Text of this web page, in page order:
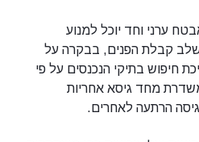
ערני וחד יוכל למנוע
קבלת הפנים, בבקרה על
חיפוש בתיקי הנכנסים על פי
מחד גיסא אחריות
הרתעה לאחרים.